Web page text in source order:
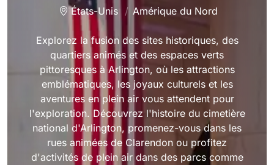
États-Unis Amérique du Nord
Explorez la fusion des sites historiques, des
quartiers animés et des espaces verts
pittoresques à Arlington, où les attractions
emblématiques, les joyaux culturels et les
aventures en plein air vous attendent pour
l'exploration. Découvrez l'histoire du cimetière
national d'Arlington, promenez-vous dans les
rues animées de Clarendon ou profitez
d'activités de plein air dans des parcs comme